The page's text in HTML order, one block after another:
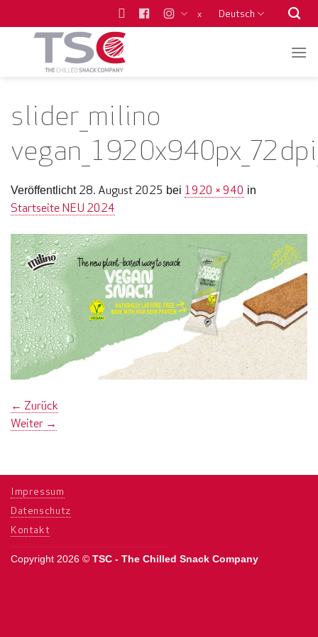
Inhalt
x Deutsch
slider_milino
Veröffentlicht 28. August 2025 bei 1920 × 940 in
Startseite NEU 2024
← Zurück
Weiter →
Impressum
Datenschutz
Kontakt
Copyright 2026 © TSC - The Chilled Snack Company